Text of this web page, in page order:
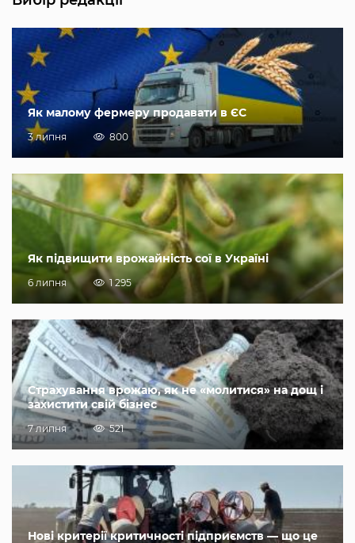
Як малому фермеру продавати в ЄС
3 липня 800
Як підвищити врожайність сої в Україні
6 липня 1 295
Страхування врожаю, як не «молитися» на дощ і
захистити свій бізнес
7 липня 521
Нові критерії критичності підприємств — що це